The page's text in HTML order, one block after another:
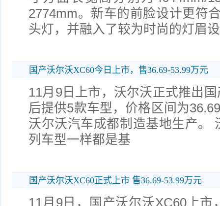
2774mm。新车的前脸设计更符
头灯，并融入了较为时尚的灯眉设
国产沃尔沃XC60今日上市，售36.69-53.99万元
11月9日上市，沃尔沃正式推出
后提供5款车型，价格区间为
沃尔沃汽车成都制造基地生产。
列车型一样都是基
国产沃尔沃XC60正式上市 售36.69-53.99万元
11月9日，国产沃尔沃XC60上市